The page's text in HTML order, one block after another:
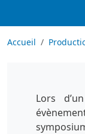
Accueil
Lors